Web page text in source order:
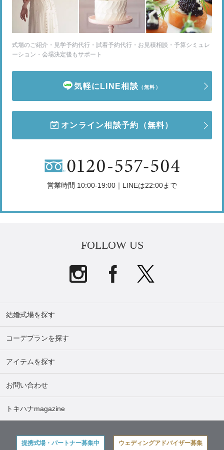
式場のご紹介・見学予約代行・試着予約代行・お見積相談・予算シミュレ
ーション・会場決定後もサポート
気軽にLINE相談 （無料）
オンライン相談予約 （無料）
営業時間 10:00-19:00｜LINEは22:00まで
FOLLOW US
結婚式場を探す
コーデプランを探す
アイテムを探す
お問い合わせ
トキハナmagazine
提携式場・パートナー募集中 ウェディングアドバイザー募集